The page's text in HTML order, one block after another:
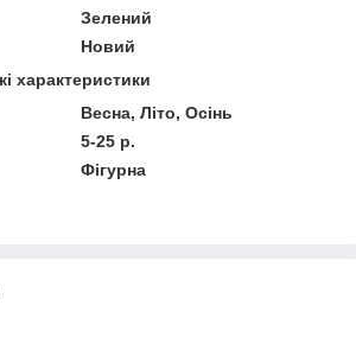
Зелений
Новий
характеристики
Весна, Літо, Осінь
5-25 р.
Фігурна